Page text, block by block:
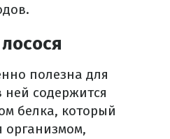
полезна для
ней содержится
белка, который
организмом,